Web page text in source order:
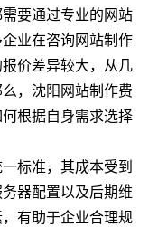
要通过专业的网站
业在咨询网站制作
价差异较大，从几
，沈阳网站制作费
根据自身需求选择
标准，其成本受到
器配置以及后期维
有助于企业合理规